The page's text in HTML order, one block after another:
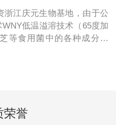
浙江庆元生物基地，由于公
低温溢溶技术（65度加
等食用菌中的各种成分提
荣誉